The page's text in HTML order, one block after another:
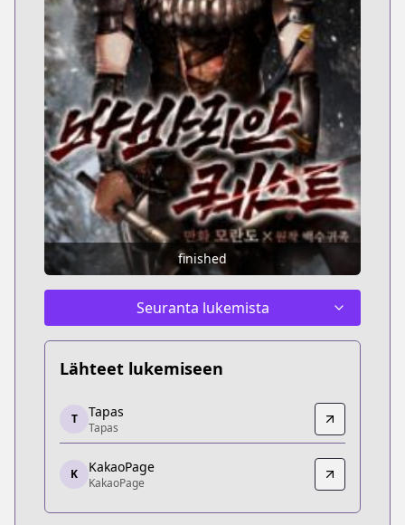
finished
Seuranta lukemista
Lähteet lukemiseen
Tapas
Tapas
https://tapas.io/series/barbarian-quest/info
KakaoPage
KakaoPage
https://page.kakao.com/home?seriesId=57943457
T Tapas
Tapas
K KakaoPage
KakaoPage